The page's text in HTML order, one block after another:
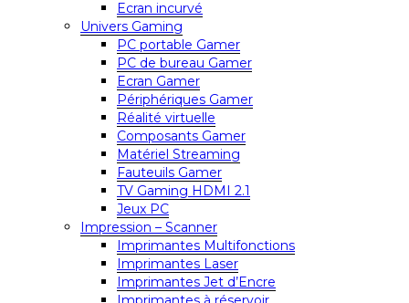
Ecran incurvé
Univers Gaming
PC portable Gamer
PC de bureau Gamer
Ecran Gamer
Périphériques Gamer
Réalité virtuelle
Composants Gamer
Matériel Streaming
Fauteuils Gamer
TV Gaming HDMI 2.1
Jeux PC
Impression – Scanner
Imprimantes Multifonctions
Imprimantes Laser
Imprimantes Jet d’Encre